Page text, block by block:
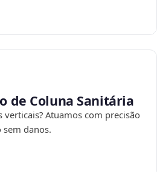
de Coluna Sanitária
Atuamos com precisão
sem danos.